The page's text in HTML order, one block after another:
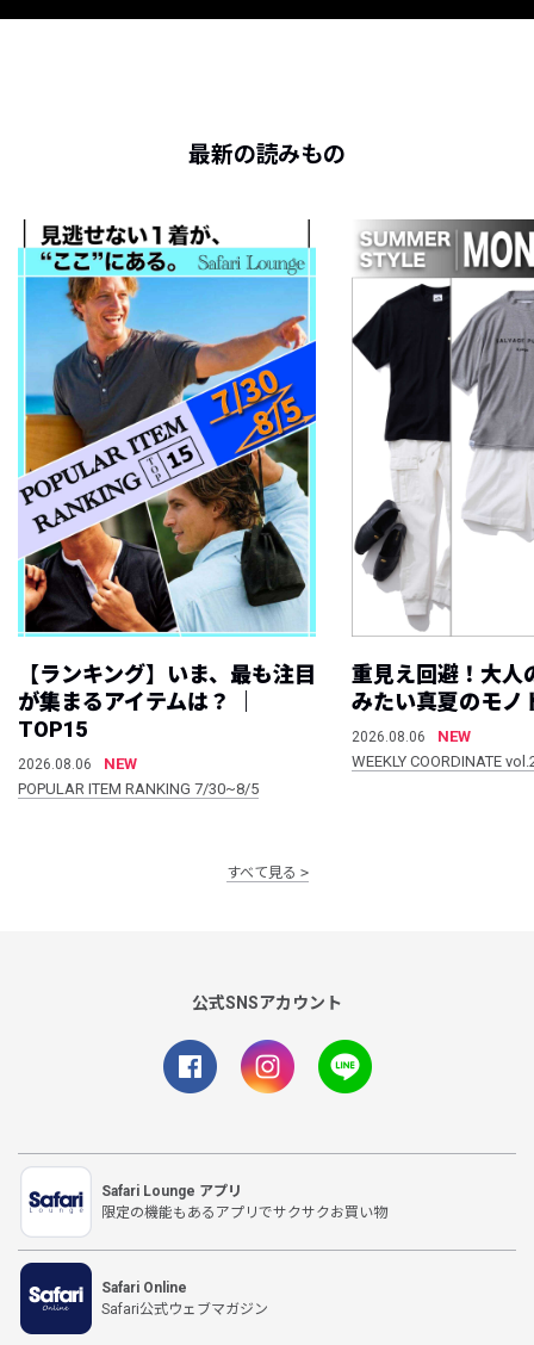
最新の読みもの
【ランキング】いま、最も注目
が集まるアイテムは？ ｜
TOP15
2026.08.06
NEW
POPULAR ITEM RANKING 7/30~8/5
重見え回避！大人
みたい真夏のモノ
2026.08.06
NEW
WEEKLY COORDINATE
すべて見る
公式SNSアカウント
Safari Lounge アプリ
限定の機能もあるアプリでサクサクお買い物
Safari Online
Safari公式ウェブマガジン